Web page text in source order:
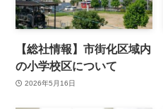
【総社情報】市街化区域内
の小学校区について
2026年5月16日